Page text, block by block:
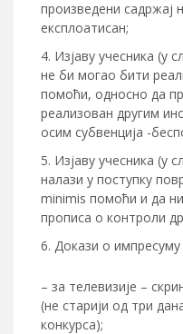
произведени садржај
експлоатисан;
Изјаву учесника (у
не би могао бити
помоћи, односно да
реализован другим
осим субвенција -
Изјаву учесника (у
налази у поступку
minimis помоћи и да
прописа о контроли
Докази о импресуму
– за телевизије –
(не старији од три
конкурса);